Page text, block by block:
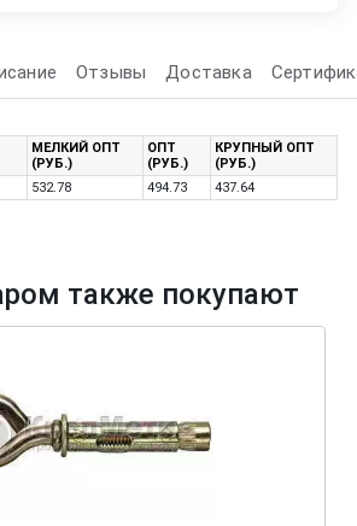
Отзывы Доставка
МЕЛКИЙ ОПТ
(РУБ.)
ОПТ
(РУБ.)
КРУПНЫЙ ОПТ
(РУБ.)
532.78 494.73 437.64
также покупают